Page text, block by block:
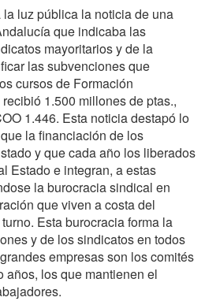
luz pública la noticia de una
que indicaba las
mayoritarios y de la
las subvenciones que
cursos de Formación
1.500 millones de ptas.,
1.446. Esta noticia destapó lo
la financiación de los
y que cada año los liberados
Estado e integran, a estas
la burocracia sindical en
que viven a costa del
Esta burocracia forma la
y de los sindicatos en todos
empresas son los comités
años, los que mantienen el